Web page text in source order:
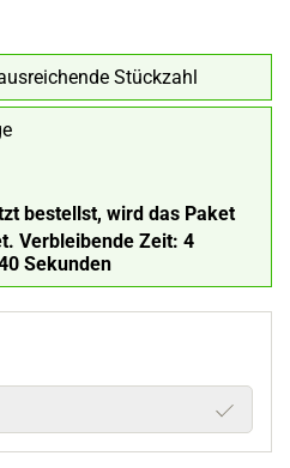
Stückzahl
bestellst, wird das Paket
Verbleibende Zeit: 4
Sekunden